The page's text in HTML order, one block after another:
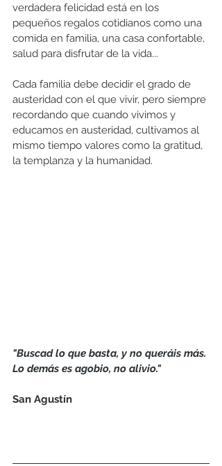
verdadera felicidad está en los
pequeños regalos cotidianos como una
comida en familia, una casa confortable,
salud para disfrutar de la vida...
Cada familia debe decidir el grado de
austeridad con el que vivir, pero siempre
recordando que cuando vivimos y
educamos en austeridad, cultivamos al
mismo tiempo valores como la gratitud,
la templanza y la humanidad.
"Buscad lo que basta, y no queráis más.
Lo demás es agobio, no alivio."
San Agustín